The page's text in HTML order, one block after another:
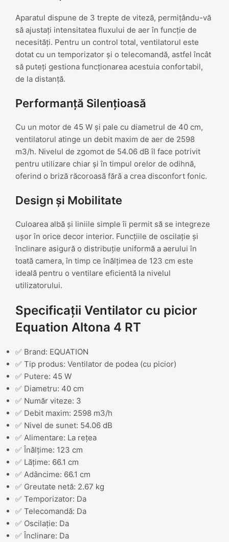
Aparatul dispune de 3 trepte de viteză, permițându-vă
să ajustați intensitatea fluxului de aer în funcție de
necesități. Pentru un control total, ventilatorul este
dotat cu un temporizator și o telecomandă, astfel încât
să puteți gestiona funcționarea acestuia confortabil,
de la distanță.
Performanță Silențioasă
Cu un motor de 45 W și pale cu diametrul de 40 cm,
ventilatorul atinge un debit maxim de aer de 2598
m3/h. Nivelul de zgomot de 54.06 dB îl face potrivit
pentru utilizare chiar și în timpul orelor de odihnă,
oferind o briză răcoroasă fără a crea disconfort fonic.
Design și Mobilitate
Culoarea albă și liniile simple îi permit să se integreze
ușor în orice decor interior. Funcțiile de oscilație și
înclinare asigură o distribuție uniformă a aerului în
toată camera, în timp ce înălțimea de 123 cm este
ideală pentru o ventilare eficientă la nivelul
utilizatorului.
Specificații Ventilator cu picior
Equation Altona 4 RT
✅ Brand: EQUATION
✅ Tip produs: Ventilator de podea (cu picior)
✅ Putere: 45 W
✅ Diametru: 40 cm
✅ Număr viteze: 3
✅ Debit maxim: 2598 m3/h
✅ Nivel de sunet: 54.06 dB
✅ Alimentare: La rețea
✅ Înălțime: 123 cm
✅ Lățime: 66.1 cm
✅ Adâncime: 66.1 cm
✅ Greutate netă: 2.67 kg
✅ Temporizator: Da
✅ Telecomandă: Da
✅ Oscilație: Da
✅ Înclinare: Da